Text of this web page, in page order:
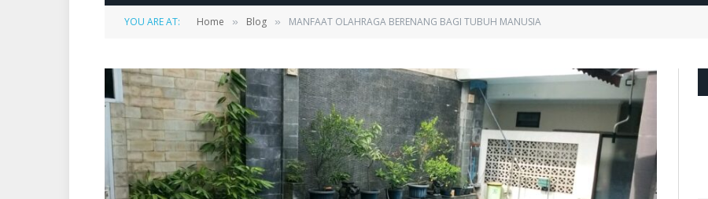
YOU ARE AT: Home » Blog » MANFAAT OLAHRAGA BERENANG BAGI TUBUH MANUSIA